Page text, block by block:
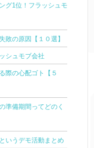
グ1位！フラッシュモ
敗の原因【１０選】
シュモブ会社
際の心配ゴト【５
準備期間ってどのく
いうデモ活動まとめ